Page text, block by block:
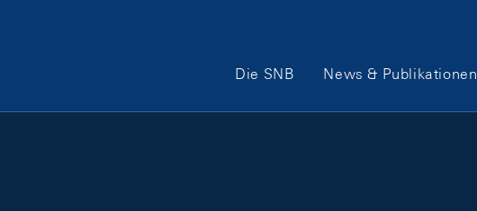
Hauptnavigation
Die SNB News & Publikationen